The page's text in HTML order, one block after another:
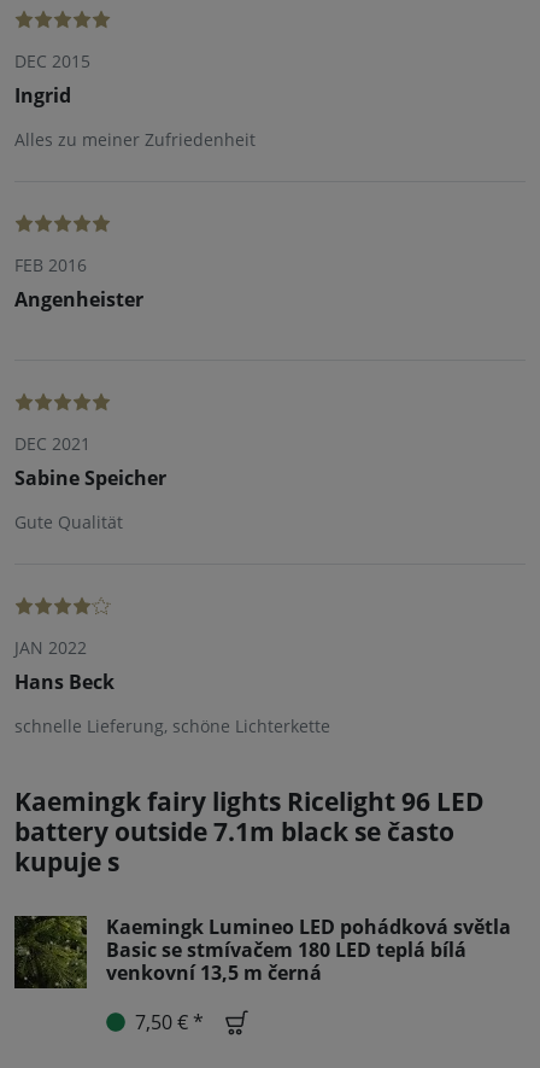
DEC 2015
Ingrid
Alles zu meiner Zufriedenheit
FEB 2016
Angenheister
DEC 2021
Sabine Speicher
Gute Qualität
JAN 2022
Hans Beck
schnelle Lieferung, schöne Lichterkette
Kaemingk fairy lights Ricelight 96 LED
battery outside 7.1m black se často
kupuje s
Kaemingk Lumineo LED pohádková světla
Basic se stmívačem 180 LED teplá bílá
venkovní 13,5 m černá
7,50 € *